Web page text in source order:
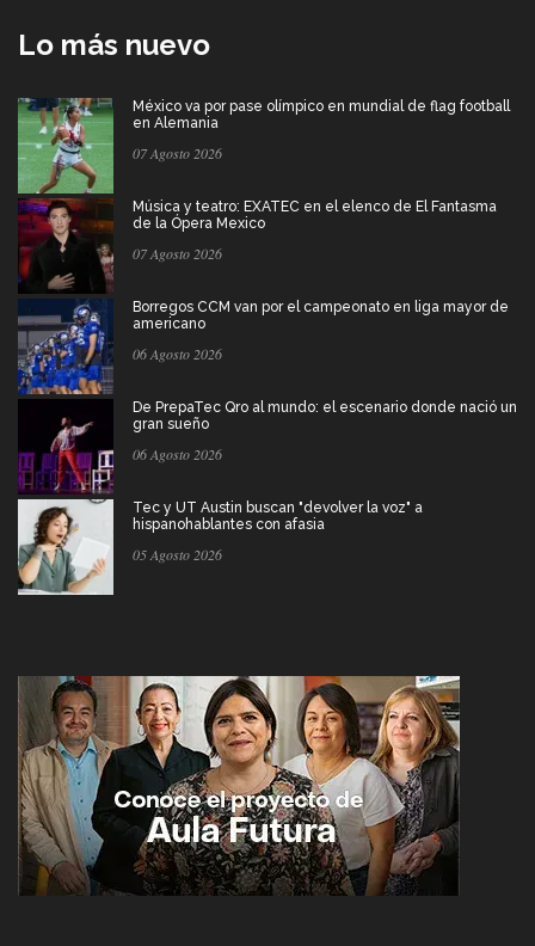
Lo más nuevo
México va por pase olímpico en mundial de flag football
en Alemania
07 Agosto 2026
Música y teatro: EXATEC en el elenco de El Fantasma
de la Ópera Mexico
07 Agosto 2026
Borregos CCM van por el campeonato en liga mayor de
americano
06 Agosto 2026
De PrepaTec Qro al mundo: el escenario donde nació un
gran sueño
06 Agosto 2026
Tec y UT Austin buscan "devolver la voz" a
hispanohablantes con afasia
05 Agosto 2026